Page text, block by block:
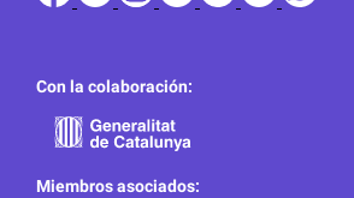
Con la colaboración:
Miembros asociados: